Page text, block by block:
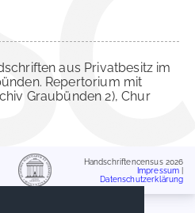
aus Privatbesitz im
Repertorium mit
Graubünden 2), Chur
Handschriftencensus 2026
Impressum
Datenschutzerklärung